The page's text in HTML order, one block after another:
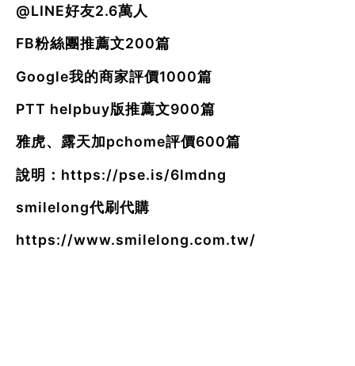
@LINE好友2.6萬人
FB粉絲團推薦文200篇
Google我的商家評價1000篇
PTT helpbuy版推薦文900篇
雅虎、露天加pchome評價600篇
說明： https://pse.is/6lmdng
smilelong代刷代購
https://www.smilelong.com.tw/